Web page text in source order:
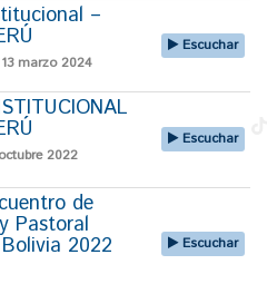
–
marzo 2024
Escuchar
2022
Escuchar
de
Pastoral
2022 Escuchar